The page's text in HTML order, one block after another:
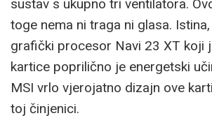
sustav s ukupno tri ventilatora.
toge nema ni traga ni glasa.
grafički procesor Navi 23 XT koji
kartice poprilično je energetski
MSI vrlo vjerojatno dizajn ove
toj činjenici.